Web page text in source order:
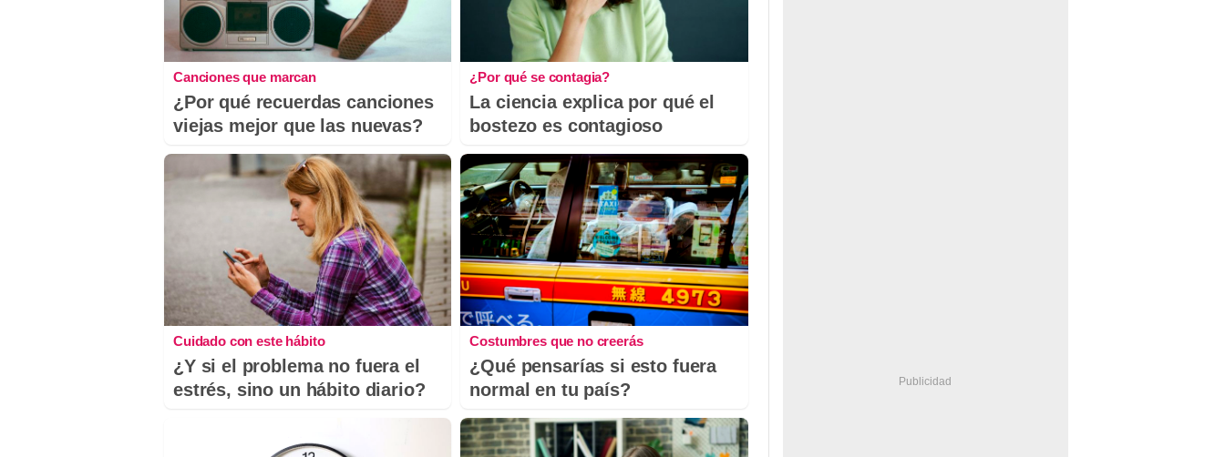
Canciones que marcan
¿Por qué recuerdas canciones
viejas mejor que las nuevas?
¿Por qué se contagia?
La ciencia explica por qué el
bostezo es contagioso
Cuidado con este hábito
¿Y si el problema no fuera el
estrés, sino un hábito diario?
Costumbres que no creerás
¿Qué pensarías si esto fuera
normal en tu país?